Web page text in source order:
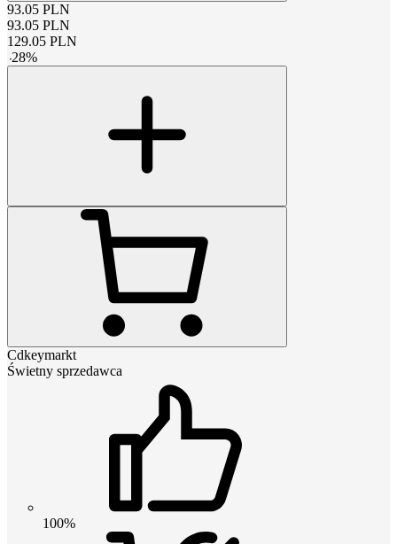
93.05 PLN
93.05 PLN
129.05 PLN
-28%
Cdkeymarkt
Świetny sprzedawca
100%